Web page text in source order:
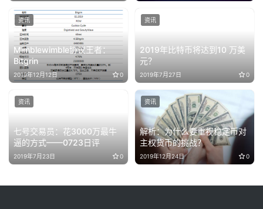
Mimblewimble协议王者：
Bitgrin
2019年12月12日 0
资讯
2019年比特币将达到10 万美
元？
2019年7月27日 0
资讯
七号交易员：花3000万最牛
逼的方式——0723日评
2019年7月23日 0
资讯
解析：为什么要重视稳定币对
主权货币的挑战？
2019年12月24日 0
资讯